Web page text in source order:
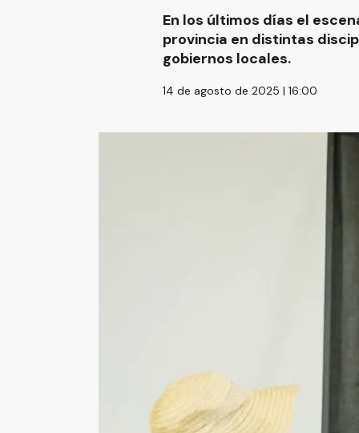
En los últimos días el
provincia en distintas
gobiernos locales.
14 de agosto de 2025 | 16:00